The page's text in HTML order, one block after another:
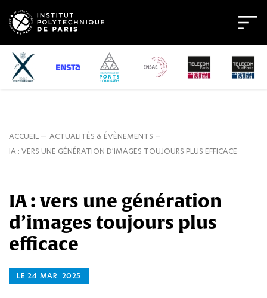
ACCUEIL
ACTUALITÉS & ÉVÈNEMENTS
IA : VERS UNE GÉNÉRATION D’IMAGES TOUJOURS PLUS EFFICACE
IA : vers une génération
d’images toujours plus
efficace
LE 24 MAR. 2025